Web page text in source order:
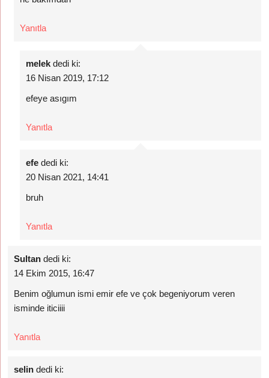
Yanıtla
melek dedi ki:
16 Nisan 2019, 17:12
efeye asıgım
Yanıtla
efe dedi ki:
20 Nisan 2021, 14:41
bruh
Yanıtla
Sultan dedi ki:
14 Ekim 2015, 16:47
Benim oğlumun ismi emir efe ve çok begeniyorum veren
isminde iticiiii
Yanıtla
selin dedi ki: